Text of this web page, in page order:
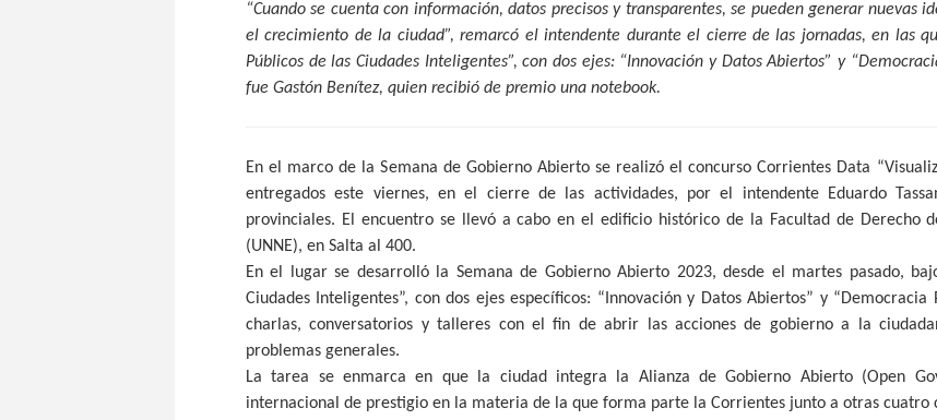
“Cuando se cuenta con información, datos precisos y transparentes, se pueden generar nuevas
el crecimiento de la ciudad”, remarcó el intendente durante el cierre de las jornadas, en las
Públicos de las Ciudades Inteligentes”, con dos ejes: “Innovación y Datos Abiertos” y
fue Gastón Benítez, quien recibió de premio una notebook.
En el marco de la Semana de Gobierno Abierto se realizó el concurso Corrientes Data
entregados este viernes, en el cierre de las actividades, por el intendente Eduardo
provinciales. El encuentro se llevó a cabo en el edificio histórico de la Facultad de Derecho
(UNNE), en Salta al 400.
En el lugar se desarrolló la Semana de Gobierno Abierto 2023, desde el martes pasado,
Ciudades Inteligentes”, con dos ejes específicos: “Innovación y Datos Abiertos” y
charlas, conversatorios y talleres con el fin de abrir las acciones de gobierno a la
problemas generales.
La tarea se enmarca en que la ciudad integra la Alianza de Gobierno Abierto (Open
internacional de prestigio en la materia de la que forma parte la Corrientes junto a otras cuatro